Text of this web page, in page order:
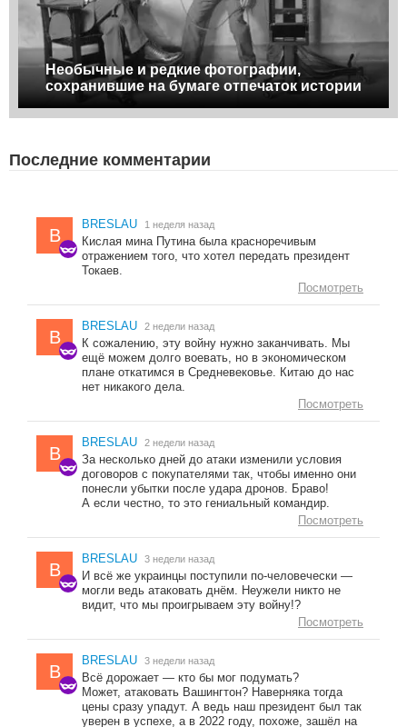
Необычные и редкие фотографии,
сохранившие на бумаге отпечаток истории
Последние комментарии
B
BRESLAU 1 неделя назад
Кислая мина Путина была красноречивым
отражением того, что хотел передать президент
Токаев.
Посмотреть
B
BRESLAU 2 недели назад
К сожалению, эту войну нужно заканчивать. Мы
ещё можем долго воевать, но в экономическом
плане откатимся в Средневековье. Китаю до нас
нет никакого дела.
Посмотреть
B
BRESLAU 2 недели назад
За несколько дней до атаки изменили условия
договоров с покупателями так, чтобы именно они
понесли убытки после удара дронов. Браво!
А если честно, то это гениальный командир.
Посмотреть
B
BRESLAU 3 недели назад
И всё же украинцы поступили по-человечески —
могли ведь атаковать днём. Неужели никто не
видит, что мы проигрываем эту войну!?
Посмотреть
B
BRESLAU 3 недели назад
Всё дорожает — кто бы мог подумать?
Может, атаковать Вашингтон? Наверняка тогда
цены сразу упадут. А ведь наш президент был так
уверен в успехе, а в 2022 году, похоже, зашёл на